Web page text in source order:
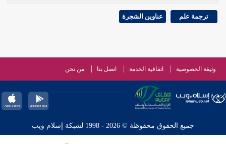
ترجمة علم عناوين الشجرة
وثيقة الخصوصية اتفاقية الخدمة اتصل بنا من نحن
جميع الحقوق محفوظة © 2026 - 1998 لشبكة إسلام ويب